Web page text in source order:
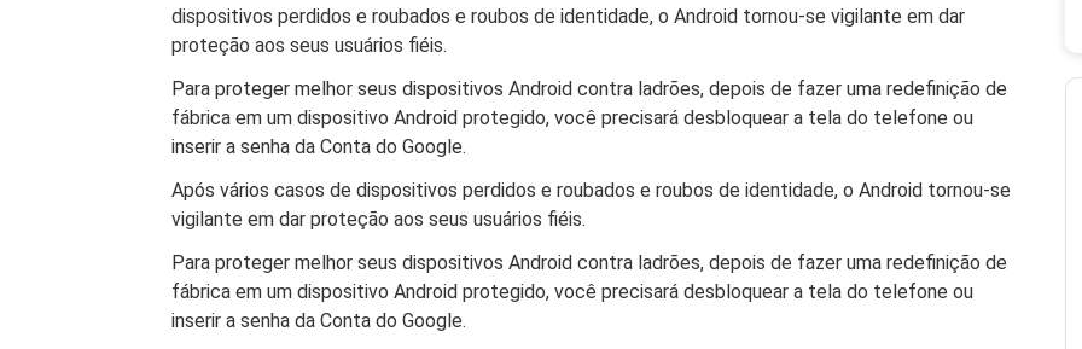
dispositivos perdidos e roubados e roubos de identidade, o Android tornou-se vigilante em dar
proteção aos seus usuários fiéis.
Para proteger melhor seus dispositivos Android contra ladrões, depois de fazer uma redefinição de
fábrica em um dispositivo Android protegido, você precisará desbloquear a tela do telefone ou
inserir a senha da Conta do Google.
Após vários casos de dispositivos perdidos e roubados e roubos de identidade, o Android tornou-se
vigilante em dar proteção aos seus usuários fiéis.
Para proteger melhor seus dispositivos Android contra ladrões, depois de fazer uma redefinição de
fábrica em um dispositivo Android protegido, você precisará desbloquear a tela do telefone ou
inserir a senha da Conta do Google.